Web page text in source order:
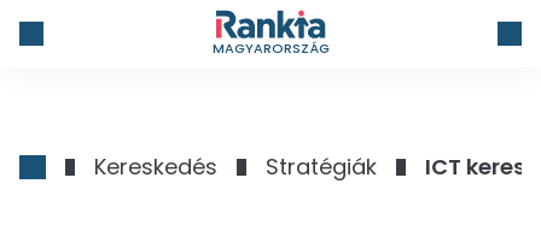
MAGYARORSZÁG
Kereskedés Stratégiák ICT